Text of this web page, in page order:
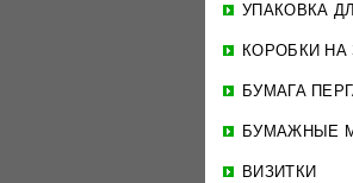
УПАКОВКА
КОРОБКИ НА
БУМАГА
БУМАЖНЫЕ
ВИЗИТКИ